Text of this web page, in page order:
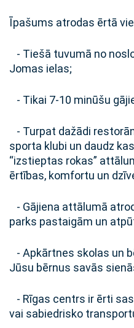
Īpašums atrodas ērtā
- Tiešā tuvumā no
Jomas ielas;
- Tikai 7-10 minūšu
- Turpat dažādi
sporta klubi un daudz
“izstieptas rokas”
ērtības, komfortu un
- Gājiena attālumā
parks pastaigām un
- Apkārtnes skolas un
Jūsu bērnus savās
- Rīgas centrs ir ērti
vai sabiedrisko